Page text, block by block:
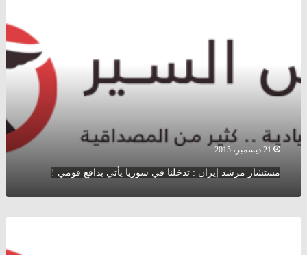
في
سوريا
يأتي
قومي
!
21 ديسمبر، 2015
مستشار مرشد إيران : تدخلنا في سوريا يأتي بدافع قومي !